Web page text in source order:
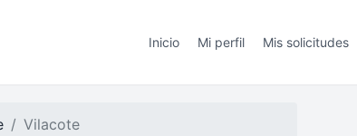
Inicio Mi perfil Mis solicitudes
Vilacote